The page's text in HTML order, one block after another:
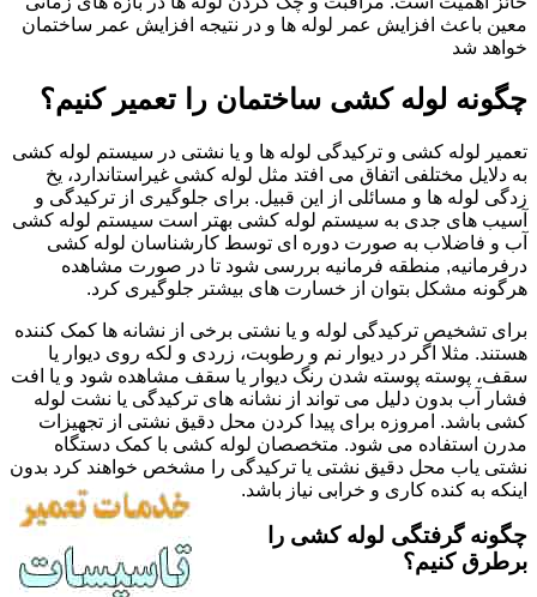
معین باعث افزایش عمر لوله ها و در نتیجه افزایش عمر ساختمان
خواهد شد
چگونه لوله کشی ساختمان را تعمیر کنیم؟
تعمیر لوله کشی و ترکیدگی لوله ها و یا نشتی در سیستم لوله کشی
به دلایل مختلفی اتفاق می افتد مثل لوله کشی غیراستاندارد، یخ
زدگی لوله ها و مسائلی از این قبیل. برای جلوگیری از ترکیدگی و
آسیب های جدی به سیستم لوله کشی بهتر است سیستم لوله کشی
آب و فاضلاب به صورت دوره ای توسط کارشناسان لوله کشی
درفرمانیه, منطقه فرمانیه بررسی شود تا در صورت مشاهده
هرگونه مشکل بتوان از خسارت های بیشتر جلوگیری کرد.
برای تشخیص ترکیدگی لوله و یا نشتی برخی از نشانه ها کمک کننده
هستند. مثلا اگر در دیوار نم و رطوبت، زردی و لکه روی دیوار یا
سقف، پوسته پوسته شدن رنگ دیوار یا سقف مشاهده شود و یا افت
فشار آب بدون دلیل می تواند از نشانه های ترکیدگی یا نشت لوله
کشی باشد. امروزه برای پیدا کردن محل دقیق نشتی از تجهیزات
مدرن استفاده می شود. متخصصان لوله کشی با کمک دستگاه
نشتی یاب محل دقیق نشتی یا ترکیدگی را مشخص خواهند کرد بدون
اینکه به کنده کاری و خرابی نیاز باشد.
چگونه گرفتگی لوله کشی را
برطرق کنیم؟